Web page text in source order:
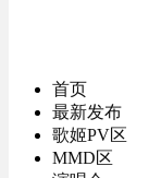
首页
最新发布
歌姬PV区
MMD区